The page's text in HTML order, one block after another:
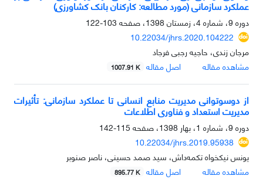
عملکرد سازمانی (مورد مطالعه: کارکنان بانک کشاورزی)
دوره 9، شماره 4، زمستان 1398، صفحه
103-122
10.22034/jhrs.2020.104222
مرجان زندی، حاجیه رجبی فرجاد
مشاهده مقاله
اصل مقاله 1007.91 K
از دوسوتوانی مدیریت منابع انسانی تا عملکرد سازمانی: تأثیرات
مدیریت استعداد و فناوری اطلاعات
دوره 9، شماره 1، بهار 1398، صفحه
115-142
10.22034/jhrs.2019.95938
یونس نیکخواه تکمه‌داش، سید صمد حسینی، ناصر صنوبر
مشاهده مقاله
اصل مقاله 895.77 K